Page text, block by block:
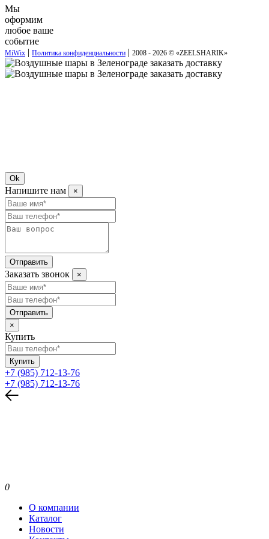
Мы
оформим
любое ваше
событие
MiWix | Политика конфиденциальности | 2008 - 2026 © «ZEELSHARIK»
Ok
Напишите нам ×
Отправить
Заказать звонок ×
Отправить
×
Купить
Купить
+7 (985) 712-13-76
+7 (985) 712-13-76
0
О компании
Каталог
Новости